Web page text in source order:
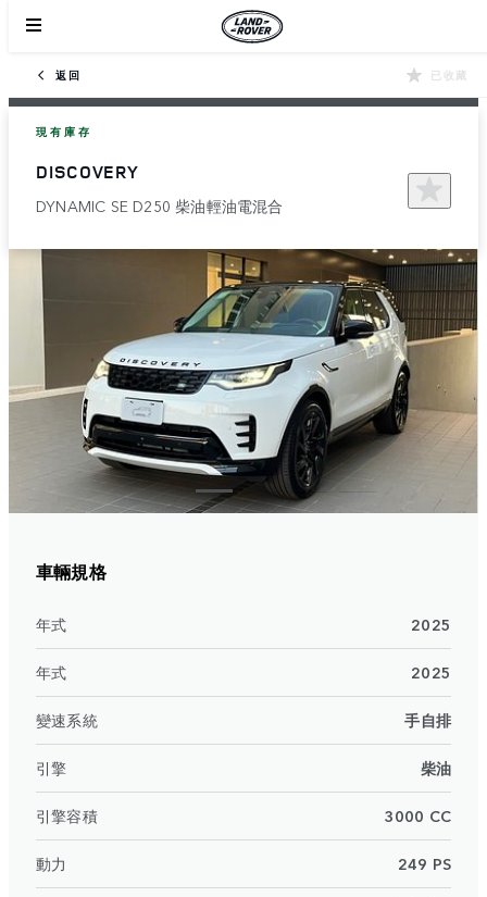
返回 已收藏
現有庫存
DISCOVERY
DYNAMIC SE D250 柴油輕油電混合
車輛規格
年式 2025
年式 2025
變速系統 手自排
引擎 柴油
引擎容積 3000 CC
動力 249 PS